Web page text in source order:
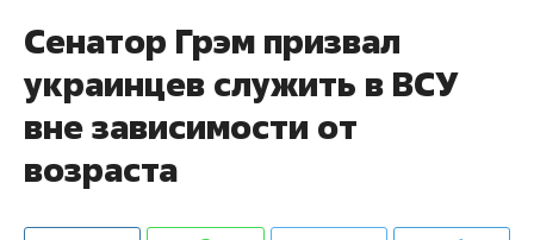
Сенатор Грэм призвал
украинцев служить в ВСУ
вне зависимости от
возраста